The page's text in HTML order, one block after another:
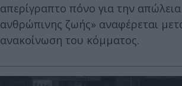
απερίγραπτο πόνο για την απώλεια
ανθρώπινης ζωής» αναφέρεται
ανακοίνωση του κόμματος.